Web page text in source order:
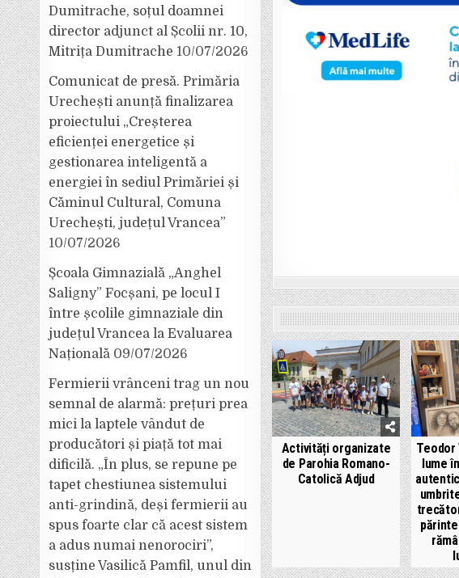
Activități organizate
de Parohia Romano-
Catolică Adjud
Teodor
lume
Dumitrache, soțul doamnei
director adjunct al Școlii nr. 10,
Mitrița Dumitrache 10/07/2026
Comunicat de presă. Primăria
Urechești anunță finalizarea
proiectului „Creșterea
eficienței energetice și
gestionarea inteligentă a
energiei în sediul Primăriei și
Căminul Cultural, Comuna
Urechești, județul Vrancea”
10/07/2026
Școala Gimnazială „Anghel
Saligny” Focșani, pe locul I
între școlile gimnaziale din
județul Vrancea la Evaluarea
Națională 09/07/2026
Fermierii vrânceni trag un nou
semnal de alarmă: prețuri prea
mici la laptele vândut de
producători și piață tot mai
dificilă. „În plus, se repune pe
tapet chestiunea sistemului
anti-grindină, deși fermierii au
spus foarte clar că acest sistem
a adus numai nenorociri”,
susține Vasilică Pamfil, unul din